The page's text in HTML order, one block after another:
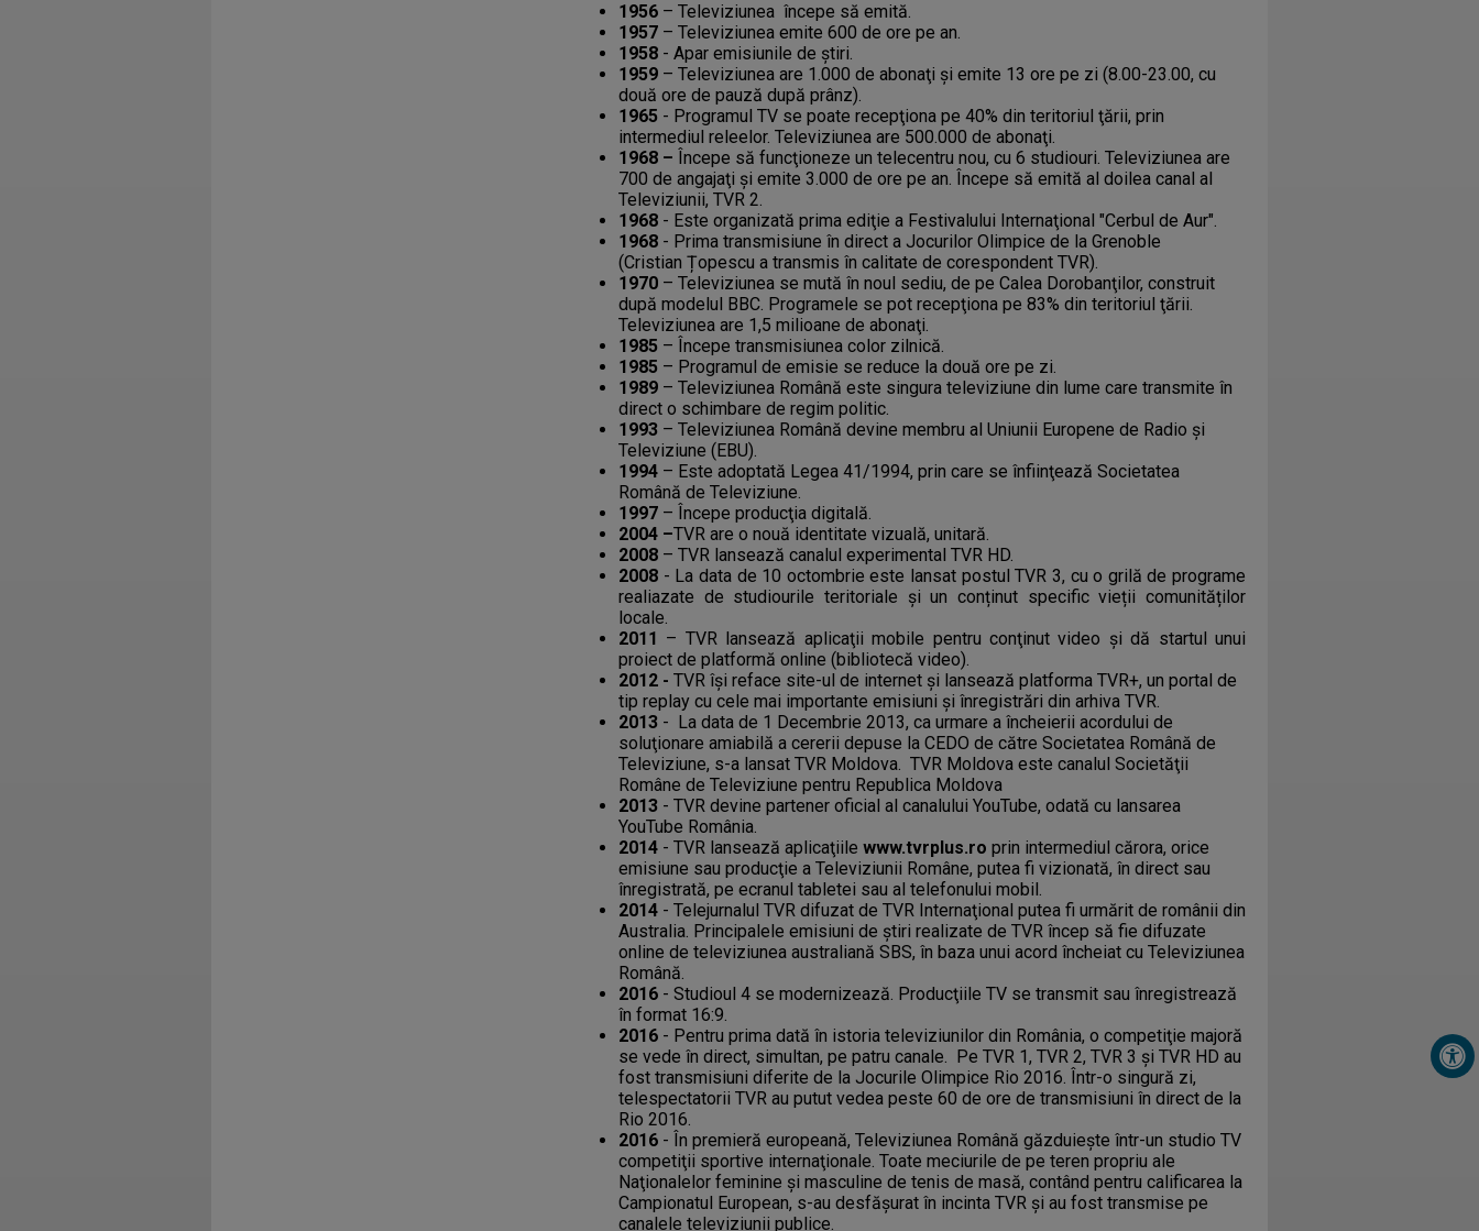
1956 – Televiziunea începe să emită.
1957 – Televiziunea emite 600 de ore pe an.
1958 - Apar emisiunile de ştiri.
1959 – Televiziunea are 1.000 de abonaţi şi emite 13 ore pe zi (8.00-23.00, cu
două ore de pauză după prânz).
1965 - Programul TV se poate recepţiona pe 40% din teritoriul ţării, prin
intermediul releelor. Televiziunea are 500.000 de abonaţi.
1968 – Începe să funcţioneze un telecentru nou, cu 6 studiouri. Televiziunea are
700 de angajaţi şi emite 3.000 de ore pe an. Începe să emită al doilea canal al
Televiziunii, TVR 2.
1968 - Este organizată prima ediţie a Festivalului Internaţional "Cerbul de Aur".
1968 - Prima transmisiune în direct a Jocurilor Olimpice de la Grenoble
(Cristian Țopescu a transmis în calitate de corespondent TVR).
1970 – Televiziunea se mută în noul sediu, de pe Calea Dorobanţilor, construit
după modelul BBC. Programele se pot recepţiona pe 83% din teritoriul ţării.
Televiziunea are 1,5 milioane de abonaţi.
1985 – Începe transmisiunea color zilnică.
1985 – Programul de emisie se reduce la două ore pe zi.
1989 – Televiziunea Română este singura televiziune din lume care transmite în
direct o schimbare de regim politic.
1993 – Televiziunea Română devine membru al Uniunii Europene de Radio şi
Televiziune (EBU).
1994 – Este adoptată Legea 41/1994, prin care se înfiinţează Societatea
Română de Televiziune.
1997 – Începe producţia digitală.
2004 –TVR are o nouă identitate vizuală, unitară.
2008 – TVR lansează canalul experimental TVR HD.
2008 - La data de 10 octombrie este lansat postul TVR 3, cu o grilă de programe
realiazate de studiourile teritoriale şi un conținut specific vieții comunităților
locale.
2011 – TVR lansează aplicaţii mobile pentru conţinut video şi dă startul unui
proiect de platformă online (bibliotecă video).
2012 - TVR îşi reface site-ul de internet şi lansează platforma TVR+, un portal de
tip replay cu cele mai importante emisiuni şi înregistrări din arhiva TVR.
2013 - La data de 1 Decembrie 2013, ca urmare a încheierii acordului de
soluţionare amiabilă a cererii depuse la CEDO de către Societatea Română de
Televiziune, s-a lansat TVR Moldova. TVR Moldova este canalul Societăţii
Române de Televiziune pentru Republica Moldova
2013 - TVR devine partener oficial al canalului YouTube, odată cu lansarea
YouTube România.
2014 - TVR lansează aplicaţiile www.tvrplus.ro prin intermediul cărora, orice
emisiune sau producţie a Televiziunii Române, putea fi vizionată, în direct sau
înregistrată, pe ecranul tabletei sau al telefonului mobil.
2014 - Telejurnalul TVR difuzat de TVR Internaţional putea fi urmărit de românii din
Australia. Principalele emisiuni de ştiri realizate de TVR încep să fie difuzate
online de televiziunea australiană SBS, în baza unui acord încheiat cu Televiziunea
Română.
2016 - Studioul 4 se modernizează. Producţiile TV se transmit sau înregistrează
în format 16:9.
2016 - Pentru prima dată în istoria televiziunilor din România, o competiţie majoră
se vede în direct, simultan, pe patru canale. Pe TVR 1, TVR 2, TVR 3 şi TVR HD au
fost transmisiuni diferite de la Jocurile Olimpice Rio 2016. Într-o singură zi,
telespectatorii TVR au putut vedea peste 60 de ore de transmisiuni în direct de la
Rio 2016.
2016 - În premieră europeană, Televiziunea Română găzduieşte într-un studio TV
competiţii sportive internaţionale. Toate meciurile de pe teren propriu ale
Naţionalelor feminine şi masculine de tenis de masă, contând pentru calificarea la
Campionatul European, s-au desfăşurat în incinta TVR şi au fost transmise pe
canalele televiziunii publice.